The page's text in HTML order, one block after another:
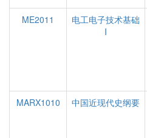
ME2011
电工电子技术基础
I
MARX1010
中国近现代史纲要